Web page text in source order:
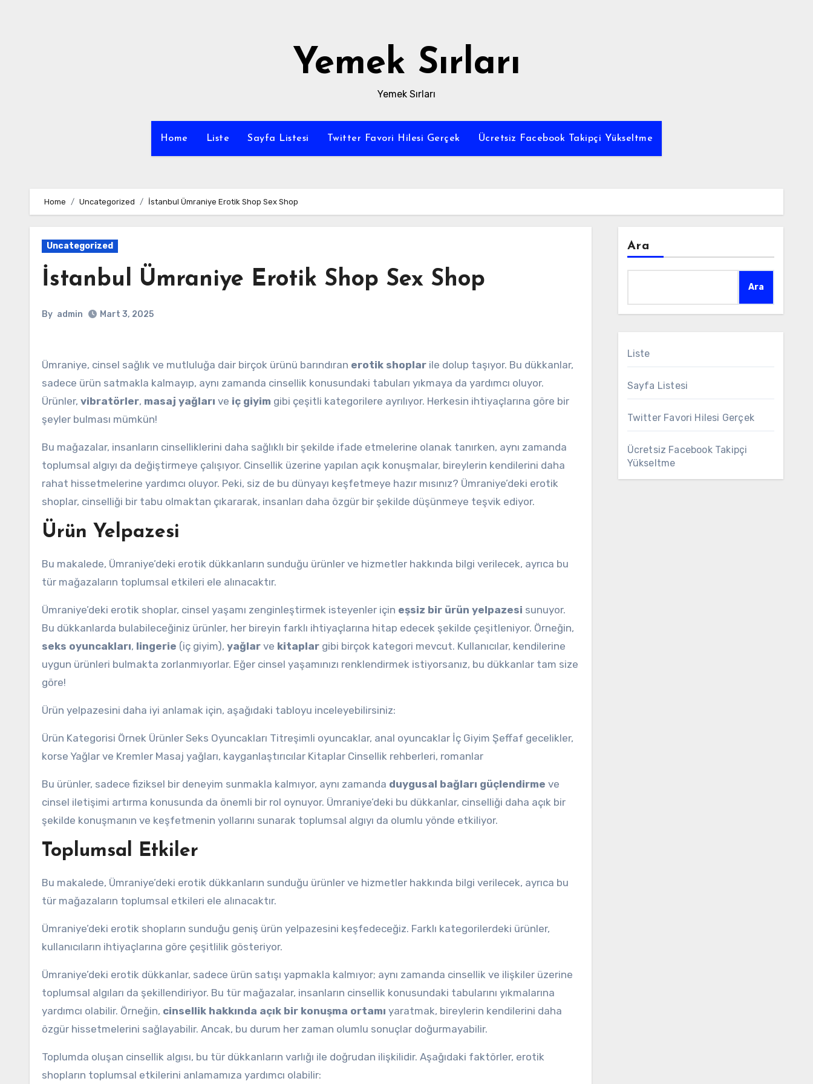
Yemek Sırları
Yemek Sırları
Home Liste Sayfa Listesi Twitter Favori Hilesi Gerçek Ücretsiz Facebook Takipçi Yükseltme
Home Uncategorized İstanbul Ümraniye Erotik Shop Sex Shop
Uncategorized
İstanbul Ümraniye Erotik Shop Sex Shop
By admin Mart 3, 2025
Ümraniye, cinsel sağlık ve mutluluğa dair birçok ürünü barındıran erotik shoplar ile dolup taşıyor. Bu dükkanlar,
sadece ürün satmakla kalmayıp, aynı zamanda cinsellik konusundaki tabuları yıkmaya da yardımcı oluyor.
Ürünler, vibratörler, masaj yağları ve iç giyim gibi çeşitli kategorilere ayrılıyor. Herkesin ihtiyaçlarına göre bir
şeyler bulması mümkün!
Bu mağazalar, insanların cinselliklerini daha sağlıklı bir şekilde ifade etmelerine olanak tanırken, aynı zamanda
toplumsal algıyı da değiştirmeye çalışıyor. Cinsellik üzerine yapılan açık konuşmalar, bireylerin kendilerini daha
rahat hissetmelerine yardımcı oluyor. Peki, siz de bu dünyayı keşfetmeye hazır mısınız? Ümraniye’deki erotik
shoplar, cinselliği bir tabu olmaktan çıkararak, insanları daha özgür bir şekilde düşünmeye teşvik ediyor.
Ürün Yelpazesi
Bu makalede, Ümraniye’deki erotik dükkanların sunduğu ürünler ve hizmetler hakkında bilgi verilecek, ayrıca bu
tür mağazaların toplumsal etkileri ele alınacaktır.
Ümraniye’deki erotik shoplar, cinsel yaşamı zenginleştirmek isteyenler için eşsiz bir ürün yelpazesi sunuyor.
Bu dükkanlarda bulabileceğiniz ürünler, her bireyin farklı ihtiyaçlarına hitap edecek şekilde çeşitleniyor. Örneğin,
seks oyuncakları, lingerie (iç giyim), yağlar ve kitaplar gibi birçok kategori mevcut. Kullanıcılar, kendilerine
uygun ürünleri bulmakta zorlanmıyorlar. Eğer cinsel yaşamınızı renklendirmek istiyorsanız, bu dükkanlar tam size
göre!
Ürün yelpazesini daha iyi anlamak için, aşağıdaki tabloyu inceleyebilirsiniz:
Ürün Kategorisi Örnek Ürünler Seks Oyuncakları Titreşimli oyuncaklar, anal oyuncaklar İç Giyim Şeffaf gecelikler,
korse Yağlar ve Kremler Masaj yağları, kayganlaştırıcılar Kitaplar Cinsellik rehberleri, romanlar
Bu ürünler, sadece fiziksel bir deneyim sunmakla kalmıyor, aynı zamanda duygusal bağları güçlendirme ve
cinsel iletişimi artırma konusunda da önemli bir rol oynuyor. Ümraniye’deki bu dükkanlar, cinselliği daha açık bir
şekilde konuşmanın ve keşfetmenin yollarını sunarak toplumsal algıyı da olumlu yönde etkiliyor.
Toplumsal Etkiler
Bu makalede, Ümraniye’deki erotik dükkanların sunduğu ürünler ve hizmetler hakkında bilgi verilecek, ayrıca bu
tür mağazaların toplumsal etkileri ele alınacaktır.
Ümraniye’deki erotik shopların sunduğu geniş ürün yelpazesini keşfedeceğiz. Farklı kategorilerdeki ürünler,
kullanıcıların ihtiyaçlarına göre çeşitlilik gösteriyor.
Ümraniye’deki erotik dükkanlar, sadece ürün satışı yapmakla kalmıyor; aynı zamanda cinsellik ve ilişkiler üzerine
toplumsal algıları da şekillendiriyor. Bu tür mağazalar, insanların cinsellik konusundaki tabularını yıkmalarına
yardımcı olabilir. Örneğin, cinsellik hakkında açık bir konuşma ortamı yaratmak, bireylerin kendilerini daha
özgür hissetmelerini sağlayabilir. Ancak, bu durum her zaman olumlu sonuçlar doğurmayabilir.
Toplumda oluşan cinsellik algısı, bu tür dükkanların varlığı ile doğrudan ilişkilidir. Aşağıdaki faktörler, erotik
shopların toplumsal etkilerini anlamamıza yardımcı olabilir:
Ara
Ara
Liste
Sayfa Listesi
Twitter Favori Hilesi Gerçek
Ücretsiz Facebook Takipçi
Yükseltme